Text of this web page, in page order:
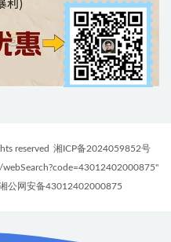
reserved 湘ICP备2024059852号
公网安备43012402000875